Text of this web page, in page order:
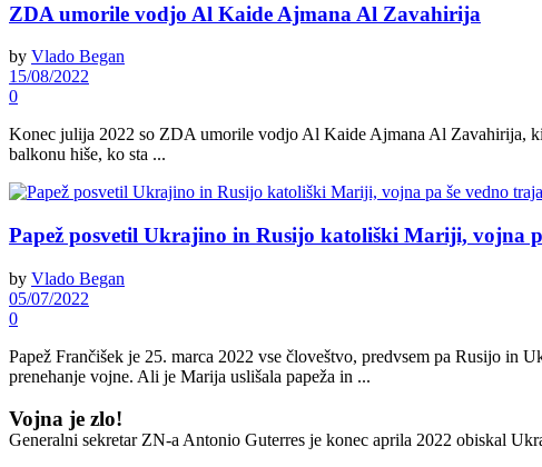
ZDA umorile vodjo Al Kaide Ajmana Al Zavahirija
by Vlado Began
15/08/2022
0
Konec julija 2022 so ZDA umorile vodjo Al Kaide Ajmana Al Zavahirija,
balkonu hiše, ko sta ...
Papež posvetil Ukrajino in Rusijo katoliški Mariji, vojna
by Vlado Began
05/07/2022
0
Papež Frančišek je 25. marca 2022 vse človeštvo, predvsem pa Rusijo in
prenehanje vojne. Ali je Marija uslišala papeža in ...
Vojna je zlo!
Generalni sekretar ZN-a Antonio Guterres je konec aprila 2022 obiskal